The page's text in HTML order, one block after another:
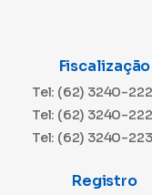
Fiscalização
Tel: (62) 3240-
Tel: (62) 3240-
Tel: (62) 3240-
Registro